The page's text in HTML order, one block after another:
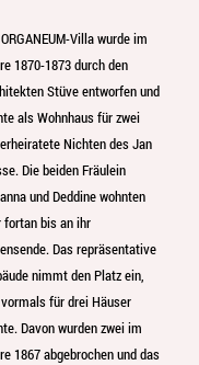
Villa wurde im
1870-1873 durch den
Stüve entworfen und
als Wohnhaus für zwei
Nichten des Jan
Die beiden Fräulein
und Deddine wohnten
fortan bis an ihr
Das repräsentative
nimmt den Platz ein,
für drei Häuser
Davon wurden zwei im
1867 abgebrochen und das